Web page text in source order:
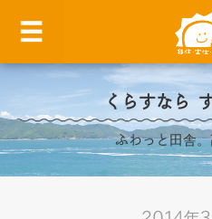
くらすなら
ふわっと田舎